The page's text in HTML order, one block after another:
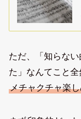
ただ、「知らな
た」なんてこと全
メチャクチャ楽